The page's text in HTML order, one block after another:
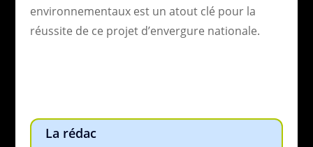
environnementaux est un atout clé pour la
réussite de ce projet d’envergure nationale.
La rédac